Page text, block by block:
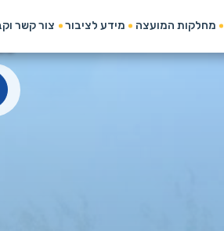
מחלקות המועצה מידע לציבור צור קשר כפר